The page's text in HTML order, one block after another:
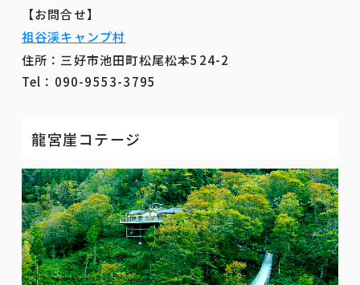
【お問合せ】
祖谷渓キャンプ村
住所：三好市池田町松尾松本524-2
Tel：090-9553-3795
龍宮崖コテージ